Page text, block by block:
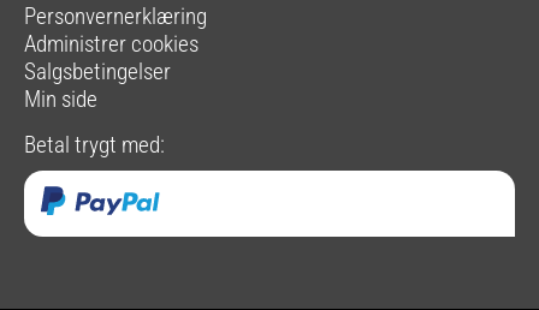
Personvernerklæring
Administrer cookies
Salgsbetingelser
Min side
Betal trygt med: